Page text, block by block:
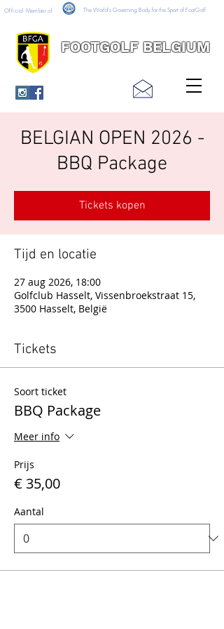
FOOTGOLF BELGIUM
Official Member of The World's Governing Body for the Sport of FootGolf
BELGIAN OPEN 2026 -
BBQ Package
Tickets kopen
Tijd en locatie
27 aug 2026, 18:00
Golfclub Hasselt, Vissenbroekstraat 15,
3500 Hasselt, België
Tickets
Soort ticket
BBQ Package
Meer info
Prijs
€ 35,00
Aantal